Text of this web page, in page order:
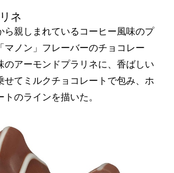
ネ
ら親しまれているコーヒー風味のプ
マノン」フレーバーのチョコレー
のアーモンドプラリネに、香ばしい
せてミルクチョコレートで包み、ホ
のラインを描いた。